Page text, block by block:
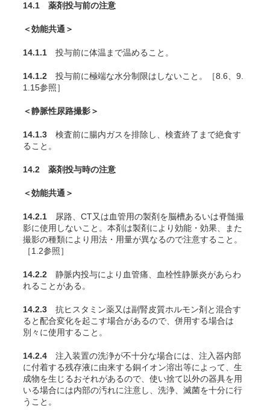
14.1 薬剤投与前の注意
＜効能共通＞
14.1.1 投与前に体温まで温めること。
14.1.2 投与前に極端な水分制限はしないこと。［8.6、9.
1.15参照］
＜静脈性尿路撮影＞
14.1.3 検査前に腸内ガスを排除し、検査終了まで絶食す
ること。
14.2 薬剤投与時の注意
＜効能共通＞
14.2.1 尿路、CT又は血管用の製剤を脳槽あるいは脊髄撮
影に使用しないこと。本剤は製剤により効能・効果、また
撮影の種類により用法・用量が異なるので注意すること。
［1.2参照］
14.2.2 静脈内投与により血管痛、血栓性静脈炎があらわ
れることがある。
14.2.3 抗ヒスタミン薬又は副腎皮質ホルモン剤と混合す
ると配合変化を起こす場合があるので、併用する場合は
別々に使用すること。
14.2.4 注入装置の洗浄が不十分な場合には、注入器内部
に付着する残存液に由来する銅イオン溶出等によって、生
成物を生じるおそれがあるので、使い捨て以外の器具を用
いる場合には内部の汚れに注意し、洗浄、滅菌を十分に行
うこと。